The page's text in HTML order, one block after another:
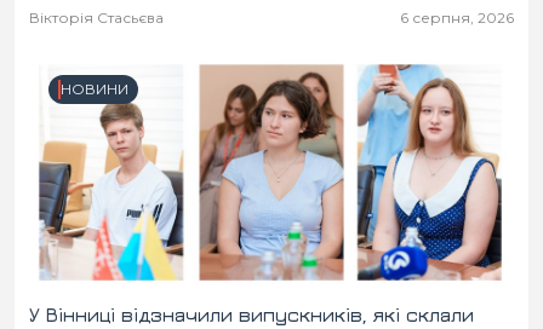
Вікторія Стасьєва
6 серпня, 2026
НОВИНИ
У Вінниці відзначили випускників, які склали